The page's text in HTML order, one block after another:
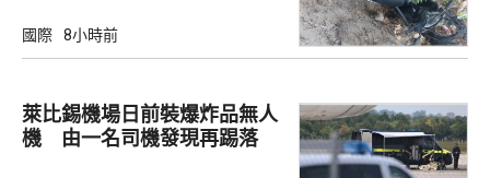
國際 8小時前
萊比錫機場日前裝爆炸品無人
機 由一名司機發現再踢落